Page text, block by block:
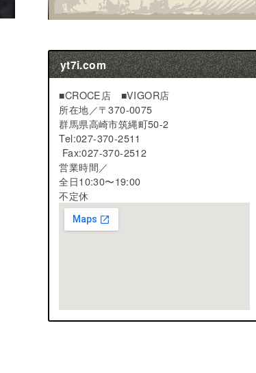
yt7i.com
■CROCE店 ■VIGOR店
所在地／〒370-0075
群馬県高崎市筑縄町50-2
Tel:027-370-2511
Fax:027-370-2512
営業時間／
全日10:30〜19:00
不定休